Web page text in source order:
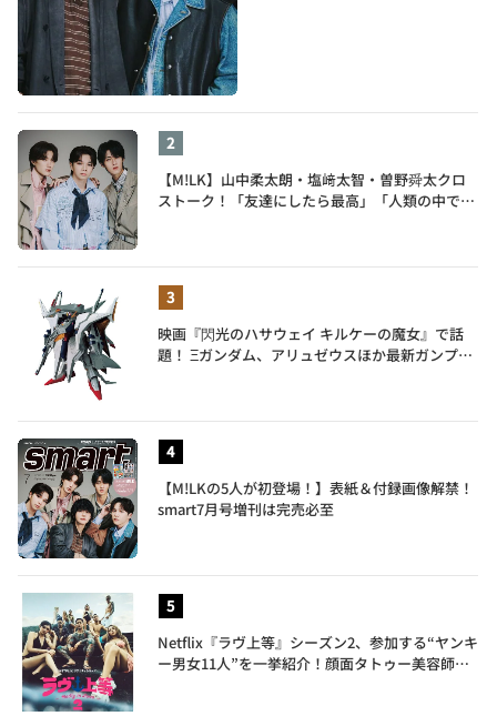
【M!LK】山中柔太朗・塩﨑太智・曽野舜太クロ
ストーク！「友達にしたら最高」「人類の中で桁
映画『閃光のハサウェイ キルケーの魔女』で話
題！ Ξガンダム、アリュゼウスほか最新ガンプラ
【M!LKの5人が初登場！】表紙＆付録画像解禁！
smart7月号増刊は完売必至
Netflix『ラヴ上等』シーズン2、参加する“ヤンキ
ー男女11人”を一挙紹介！顔面タトゥー美容師、